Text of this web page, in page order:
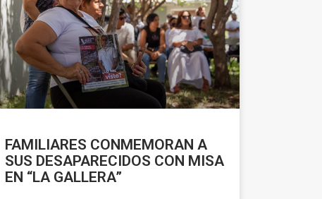
FAMILIARES CONMEMORAN A
SUS DESAPARECIDOS CON MISA
EN “LA GALLERA”